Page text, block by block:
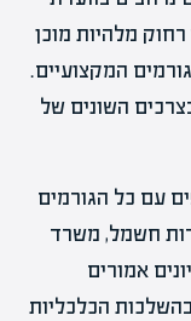
מלהיות מוכן
המקצועיים.
השונים של
עם כל הגורמים
חשמל, משרד
אמורים
הכלכליות